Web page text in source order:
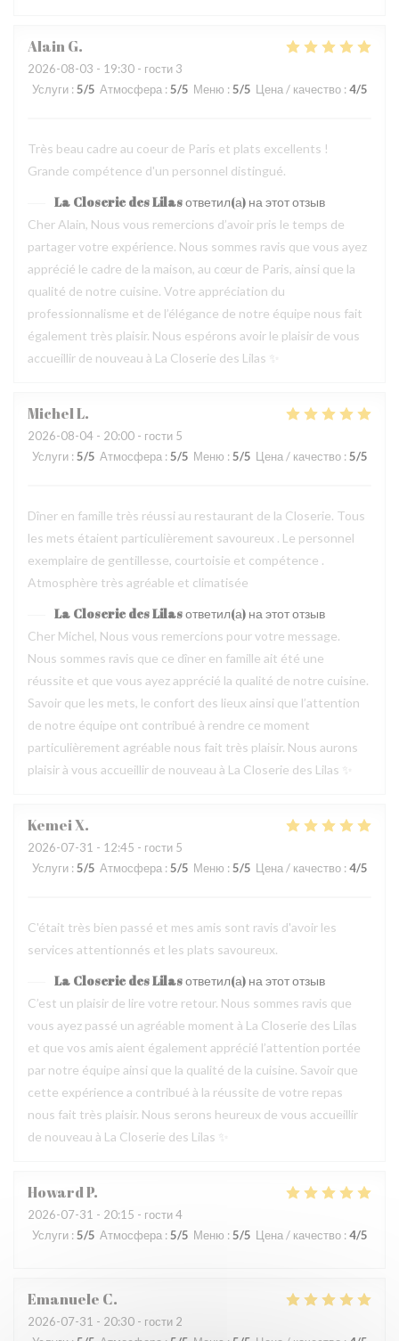
AlainG
2026-08-03 - 19:30 - гости 3
Услуги : 5/5 Атмосфера : 5/5 Меню : 5/5 Цена / качество : 4/5
Très beau cadre au coeur de Paris et plats excellents !
Grande compétence d'un personnel distingué.
La Closerie des Lilasответил(а) на этот отзыв
Cher Alain, Nous vous remercions d’avoir pris le temps de
partager votre expérience. Nous sommes ravis que vous ayez
apprécié le cadre de la maison, au cœur de Paris, ainsi que la
qualité de notre cuisine. Votre appréciation du
professionnalisme et de l’élégance de notre équipe nous fait
également très plaisir. Nous espérons avoir le plaisir de vous
accueillir de nouveau à La Closerie des Lilas ✨
MichelL
2026-08-04 - 20:00 - гости 5
Услуги : 5/5 Атмосфера : 5/5 Меню : 5/5 Цена / качество : 5/5
Dîner en famille très réussi au restaurant de la Closerie. Tous
les mets étaient particulièrement savoureux . Le personnel
exemplaire de gentillesse, courtoisie et compétence .
Atmosphère très agréable et climatisée
La Closerie des Lilasответил(а) на этот отзыв
Cher Michel, Nous vous remercions pour votre message.
Nous sommes ravis que ce dîner en famille ait été une
réussite et que vous ayez apprécié la qualité de notre cuisine.
Savoir que les mets, le confort des lieux ainsi que l’attention
de notre équipe ont contribué à rendre ce moment
particulièrement agréable nous fait très plaisir. Nous aurons
plaisir à vous accueillir de nouveau à La Closerie des Lilas ✨
KemeiX
2026-07-31 - 12:45 - гости 5
Услуги : 5/5 Атмосфера : 5/5 Меню : 5/5 Цена / качество : 4/5
C'était très bien passé et mes amis sont ravis d'avoir les
services attentionnés et les plats savoureux.
La Closerie des Lilasответил(а) на этот отзыв
C’est un plaisir de lire votre retour. Nous sommes ravis que
vous ayez passé un agréable moment à La Closerie des Lilas
et que vos amis aient également apprécié l’attention portée
par notre équipe ainsi que la qualité de la cuisine. Savoir que
cette expérience a contribué à la réussite de votre repas
nous fait très plaisir. Nous serons heureux de vous accueillir
de nouveau à La Closerie des Lilas ✨
HowardP
2026-07-31 - 20:15 - гости 4
Услуги : 5/5 Атмосфера : 5/5 Меню : 5/5 Цена / качество : 4/5
Emanuele C
2026-07-31 - 20:30 - гости 2